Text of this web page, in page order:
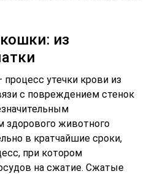
из
утечки крови из
с повреждением стенок
здорового животного
в кратчайшие сроки,
при котором
на сжатие. Сжатые